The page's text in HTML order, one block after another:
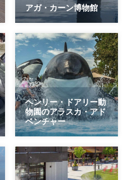
アガ・カーン博物館
ヘンリー・ドアリー動
物園のアラスカ・アド
ベンチャー